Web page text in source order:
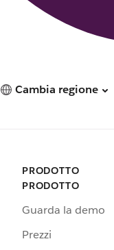
Cambia regione
PRODOTTO
PRODOTTO
Guarda la demo
Prezzi